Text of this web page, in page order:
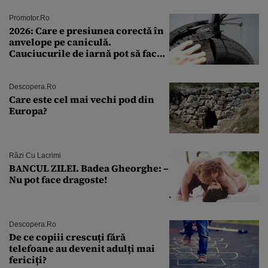
Promotor.ro
2026: Care e presiunea corectă în
anvelope pe caniculă.
Cauciucurile de iarnă pot să facă
Descopera.ro
Care este cel mai vechi pod din
Europa?
Râzi Cu Lacrimi
BANCUL ZILEI. Badea Gheorghe: –
Nu pot face dragoste!
Descopera.ro
De ce copiii crescuți fără
telefoane au devenit adulți mai
fericiți?